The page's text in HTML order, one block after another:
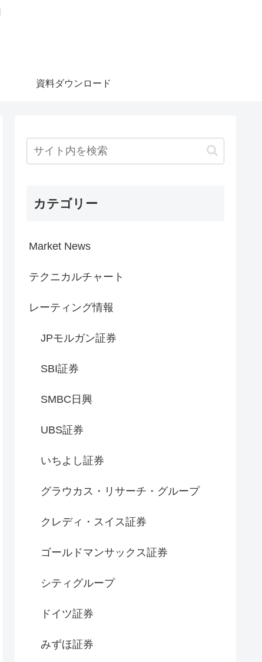
資料ダウンロード
カテゴリー
Market News
テクニカルチャート
レーティング情報
JPモルガン証券
SBI証券
SMBC日興
UBS証券
いちよし証券
グラウカス・リサーチ・グループ
クレディ・スイス証券
ゴールドマンサックス証券
シティグループ
ドイツ証券
みずほ証券